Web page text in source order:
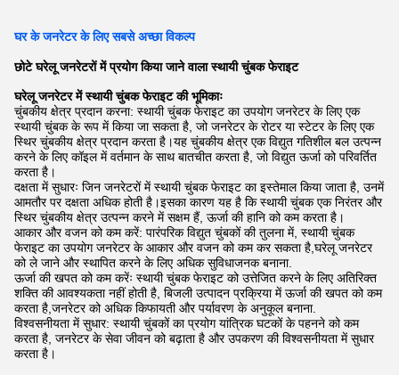
घर के जनरेटर के लिए सबसे अच्छा विकल्प
छोटे घरेलू जनरेटरों में प्रयोग किया जाने वाला स्थायी चुंबक फेराइट
घरेलू जनरेटर में स्थायी चुंबक फेराइट की भूमिकाः
चुंबकीय क्षेत्र प्रदान करना: स्थायी चुंबक फेराइट का उपयोग जनरेटर के लिए एक
स्थायी चुंबक के रूप में किया जा सकता है, जो जनरेटर के रोटर या स्टेटर के लिए एक
स्थिर चुंबकीय क्षेत्र प्रदान करता है।यह चुंबकीय क्षेत्र एक विद्युत गतिशील बल उत्पन्न
करने के लिए कॉइल में वर्तमान के साथ बातचीत करता है, जो विद्युत ऊर्जा को परिवर्तित
करता है।
दक्षता में सुधारः जिन जनरेटरों में स्थायी चुंबक फेराइट का इस्तेमाल किया जाता है, उनमें
आमतौर पर दक्षता अधिक होती है।इसका कारण यह है कि स्थायी चुंबक एक निरंतर और
स्थिर चुंबकीय क्षेत्र उत्पन्न करने में सक्षम हैं, ऊर्जा की हानि को कम करता है।
आकार और वजन को कम करें: पारंपरिक विद्युत चुंबकों की तुलना में, स्थायी चुंबक
फेराइट का उपयोग जनरेटर के आकार और वजन को कम कर सकता है,घरेलू जनरेटर
को ले जाने और स्थापित करने के लिए अधिक सुविधाजनक बनाना.
ऊर्जा की खपत को कम करेंः स्थायी चुंबक फेराइट को उत्तेजित करने के लिए अतिरिक्त
शक्ति की आवश्यकता नहीं होती है, बिजली उत्पादन प्रक्रिया में ऊर्जा की खपत को कम
करता है,जनरेटर को अधिक किफायती और पर्यावरण के अनुकूल बनाना.
विश्वसनीयता में सुधार: स्थायी चुंबकों का प्रयोग यांत्रिक घटकों के पहनने को कम
करता है, जनरेटर के सेवा जीवन को बढ़ाता है और उपकरण की विश्वसनीयता में सुधार
करता है।